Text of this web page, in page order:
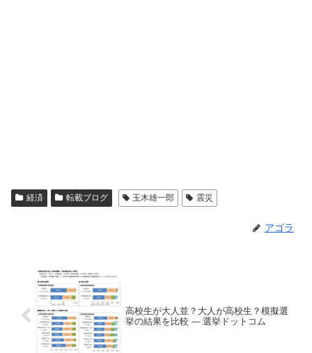
経済 転載ブログ 玉木雄一郎 震災
アゴラ
高校生が大人並？大人が高校生？模擬選
挙の結果を比較 --- 選挙ドットコム